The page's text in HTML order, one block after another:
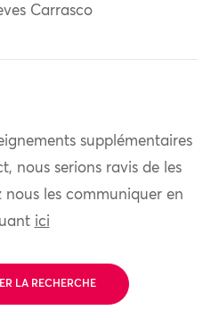
Carrasco
supplémentaires
nous serions ravis de les
les communiquer en
ici
LA RECHERCHE